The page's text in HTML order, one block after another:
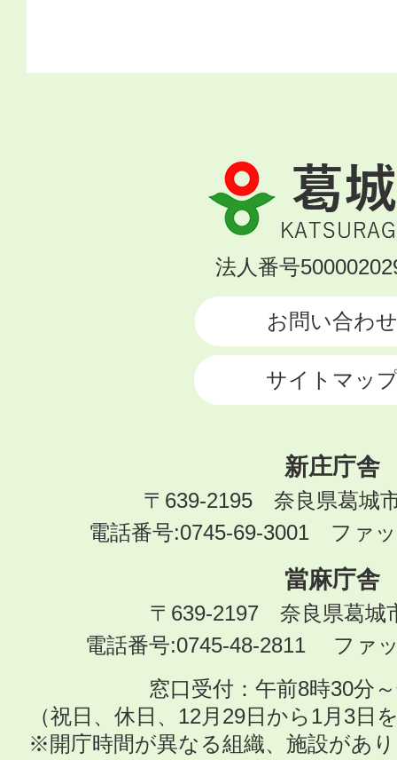
葛
城
市
KATSURAGI
法人番号
お問い合わせ
サイトマッ
新庄庁舎
〒639-2195 奈良県葛城
電話番号:0745-69-3001 ファ
當麻庁舎
〒639-2197 奈良県葛城
電話番号:0745-48-2811 ファ
窓口受付：午前8時30分
（祝日、休日、12月29日から1月3日
※開庁時間が異なる組織、施設があ